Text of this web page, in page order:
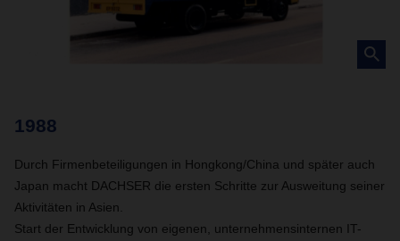
1988
Durch Firmenbeteiligungen in Hongkong/China und später auch
Japan macht DACHSER die ersten Schritte zur Ausweitung seiner
Aktivitäten in Asien.
Start der Entwicklung von eigenen, unternehmensinternen IT-